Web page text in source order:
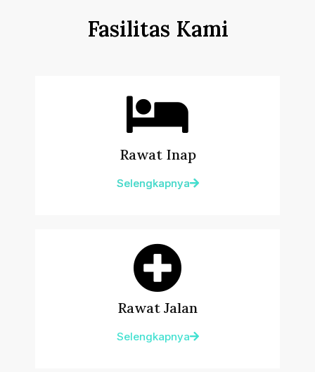
Fasilitas Kami
Rawat Inap
Selengkapnya
Rawat Jalan
Selengkapnya